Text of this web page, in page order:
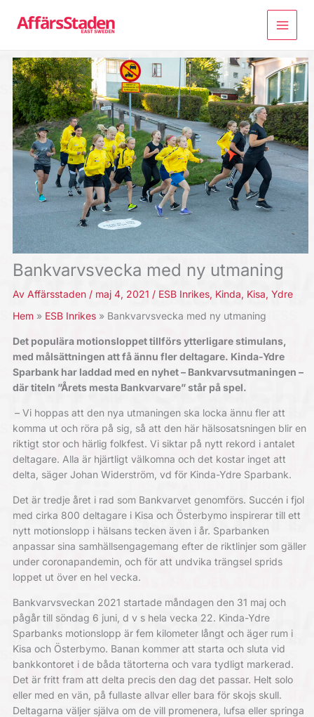
Bankvarvsvecka med ny utmaning
Av Affärsstaden / maj 4, 2021 / ESB Inrikes, Kinda, Kisa, Ydre
Hem
ESB Inrikes Bankvarvsvecka med ny utmaning
Det populära motionsloppet tillförs ytterligare stimulans,
med målsättningen att få ännu fler deltagare. Kinda-Ydre
Sparbank har laddad med en nyhet – Bankvarvsutmaningen –
där titeln ”Årets mesta Bankvarvare” står på spel.
– Vi hoppas att den nya utmaningen ska locka ännu fler att
komma ut och röra på sig, så att den här hälsosatsningen blir en
riktigt stor och härlig folkfest. Vi siktar på nytt rekord i antalet
deltagare. Alla är hjärtligt välkomna och det kostar inget att
delta, säger Johan Widerström, vd för Kinda-Ydre Sparbank.
Det är tredje året i rad som Bankvarvet genomförs. Succén i fjol
med cirka 800 deltagare i Kisa och Österbymo inspirerar till ett
nytt motionslopp i hälsans tecken även i år. Sparbanken
anpassar sina samhällsengagemang efter de riktlinjer som gäller
under coronapandemin, och för att undvika trängsel sprids
loppet ut över en hel vecka.
Bankvarvsveckan 2021 startade måndagen den 31 maj och
pågår till söndag 6 juni, d v s hela vecka 22. Kinda-Ydre
Sparbanks motionslopp är fem kilometer långt och äger rum i
Kisa och Österbymo. Banan kommer att starta och sluta vid
bankkontoret i de båda tätorterna och vara tydligt markerad.
Det är fritt fram att delta precis den dag det passar. Helt solo
eller med en vän, på fullaste allvar eller bara för skojs skull.
Deltagarna väljer själva om de vill promenera, lufsa eller springa